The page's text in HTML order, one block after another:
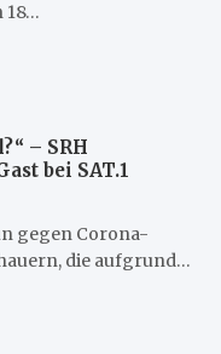
18…
– SRH
bei SAT.1
gegen Corona-
die aufgrund…